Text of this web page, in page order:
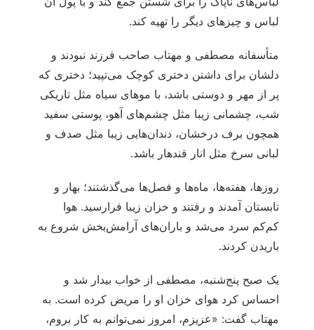
لباس و چیزهای دیگر را تهیه کند.
متأسفانه مصطفی و مهتاب صاحب فرزند نبودند و
دلشان برای داشتن دختری کوچک می‌تپید؛ دختری که
پر از مهر و دوستی باشد، با موهای سیاه مثل تاریکی
شب، چشمانی زیبا مثل چشم‌های آهو، پوستی سفید
همچون برف درخشان، دندان‌هایی زیبا مثل صدف و
لبانی سرخ مثل انار قندهار باشد.
روزها، هفته‌ها، ماه‌ها و فصل‌ها می‌گذشتند؛ بهار و
تابستان آمدند و رفتند و خزان زیبا فرارسید. هوا
کم‌کم سرد می‌شد و باران‌های آرامش‌بخش شروع به
باریدن کردند.
یک صبح پنج‌شنبه، مصطفی از خواب بیدار شد و
احساس کرد هوای خزان او را مریض کرده است. به
مهتاب گفت: «عزیزم، امروز نمی‌توانم به کار بروم،